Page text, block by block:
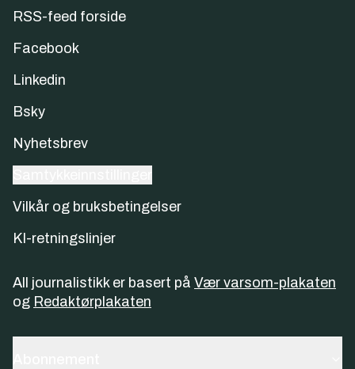
RSS-feed forside
Facebook
Linkedin
Bsky
Nyhetsbrev
Vilkår og bruksbetingelser
KI-retningslinjer
All journalistikk er basert på Vær varsom-plakaten
og Redaktørplakaten